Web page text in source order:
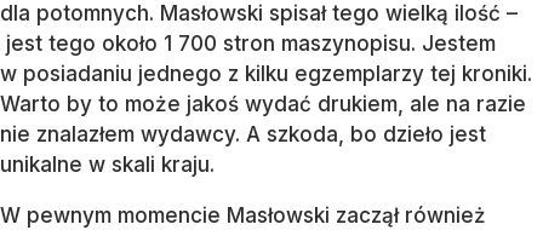
dla potomnych. Masłowski spisał tego wielką ilość –
jest tego około 1 700 stron maszynopisu. Jestem
w posiadaniu jednego z kilku egzemplarzy tej kroniki.
Warto by to może jakoś wydać drukiem, ale na razie
nie znalazłem wydawcy. A szkoda, bo dzieło jest
unikalne w skali kraju.
W pewnym momencie Masłowski zaczął również